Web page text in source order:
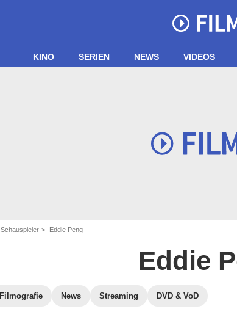
KINO SERIEN NEWS VIDEOS
Schauspieler Eddie Peng
Eddie
Filmografie News Streaming DVD & VoD